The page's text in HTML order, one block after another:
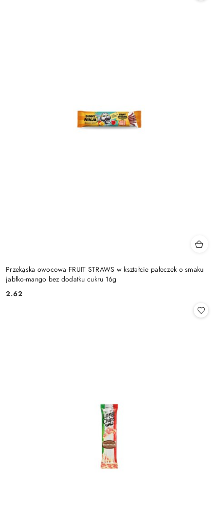
Przekąska owocowa FRUIT STRAWS w kształcie pałeczek o smaku
jabłko-mango bez dodatku cukru 16g
Cena:
2.62